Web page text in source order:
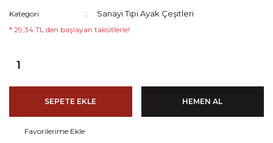
Kategori Sanayi Tipi Ayak Çeşitleri
* 29,34 TL den başlayan taksitlerle!
SEPETE EKLE HEMEN AL